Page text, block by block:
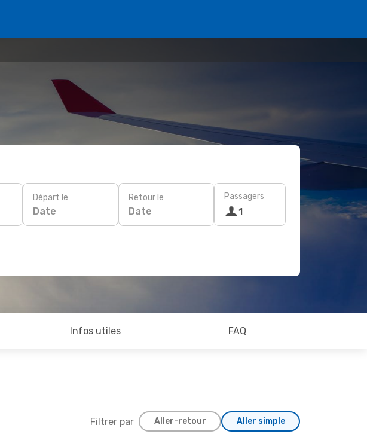
Départ le
Date
Retour le
Date
Passagers
1
Infos utiles FAQ
Filtrer par Aller-retour Aller simple